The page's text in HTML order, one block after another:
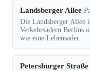
Landsberger Allee
Die Landsberger Allee
Verkehrsadern Berlins
wie eine Lebensader.
Petersburger Straße